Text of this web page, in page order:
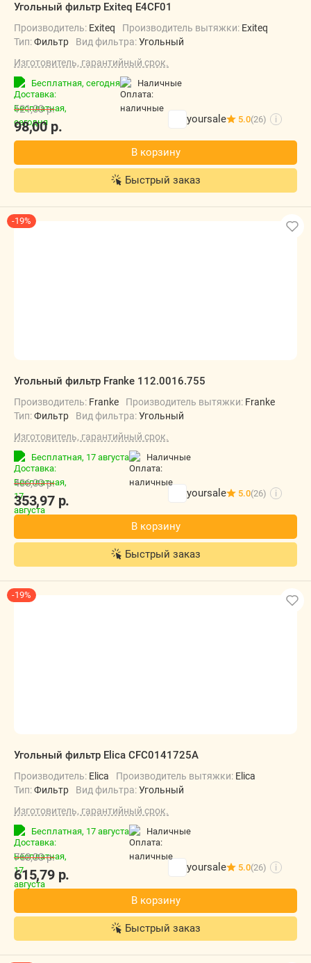
Угольный фильтр Exiteq E4CF01
Производитель: Exiteq Производитель вытяжки: Exiteq
Тип:Фильтр Вид фильтра:Угольный
Изготовитель, гарантийный срок.
Бесплатная, сегодня наличные
98,00р.
121,00р.
yoursale 5.0(26) i
В корзину
Быстрый заказ
-19%
Угольный фильтр Franke 112.0016.755
Производитель: Franke Производитель вытяжки: Franke
Тип:Фильтр Вид фильтра:Угольный
Изготовитель, гарантийный срок.
Бесплатная, 17 августа наличные
353,97р.
436,00р.
yoursale 5.0(26) i
В корзину
Быстрый заказ
-19%
Угольный фильтр Elica CFC0141725A
Производитель: Elica Производитель вытяжки: Elica
Тип:Фильтр Вид фильтра:Угольный
Изготовитель, гарантийный срок.
Бесплатная, 17 августа наличные
615,79р.
758,00р.
yoursale 5.0(26) i
В корзину
Быстрый заказ